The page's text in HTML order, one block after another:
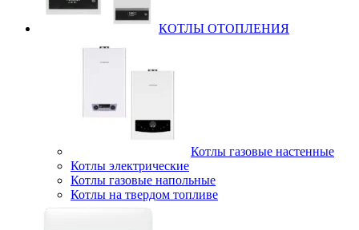
КОТЛЫ ОТОПЛЕНИЯ
Котлы газовые настенные
Котлы электрические
Котлы газовые напольные
Котлы на твердом топливе